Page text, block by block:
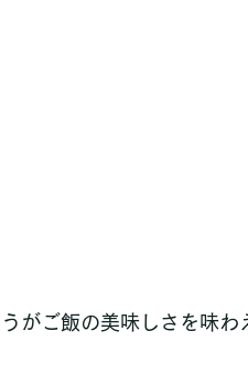
がご飯の美味しさを味わ